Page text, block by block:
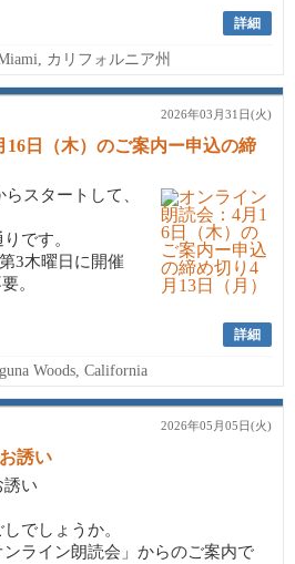
詳細
カリフォルニア州
2026年03月31日(火)
16日（木）のご案内ー申込の締
スタートして、
です。
3木曜日に開催
。
詳細
Woods, California
2026年05月05日(火)
誘い
誘い
でしょうか。
ライン朗読会」からのご案内で